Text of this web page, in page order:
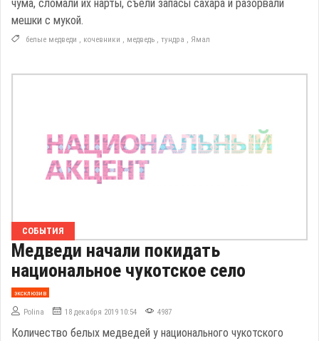
чума, сломали их нарты, съели запасы сахара и разорвали
мешки с мукой.
белые медведи , кочевники , медведь , тундра , Ямал
СОБЫТИЯ
Медведи начали покидать
национальное чукотское село
эксклюзив
Polina 18 декабря 2019 10:54 4987
Количество белых медведей у национального чукотского